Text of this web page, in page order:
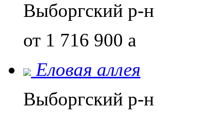
Выборгский р-н
от 1 716 900 a
Еловая аллея
Выборгский р-н